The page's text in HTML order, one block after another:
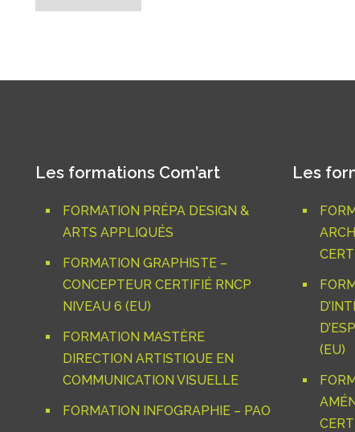
Les formations Com’art
FORMATION PRÉPA DESIGN &
ARTS APPLIQUÉS
FORMATION GRAPHISTE –
CONCEPTEUR CERTIFIÉ RNCP
NIVEAU 6 (EU)
FORMATION MASTÈRE
DIRECTION ARTISTIQUE EN
COMMUNICATION VISUELLE
FORMATION INFOGRAPHIE – PAO
Les
(EU)